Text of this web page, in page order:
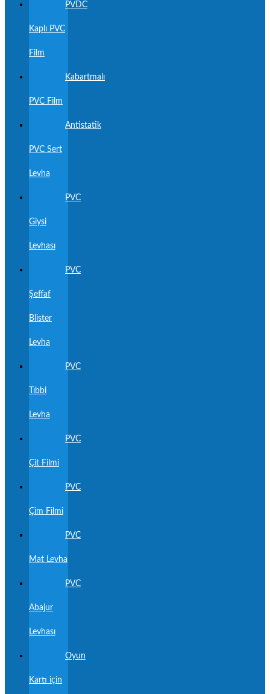
PVDC
Kaplı PVC
Film
Kabartmalı
PVC Film
Antistatik
PVC Sert
Levha
PVC
Giysi
Levhası
PVC
Şeffaf
Blister
Levha
PVC
Tıbbi
Levha
PVC
Çit Filmi
PVC
Çim Filmi
PVC
Mat Levha
PVC
Abajur
Levhası
Oyun
Kartı için